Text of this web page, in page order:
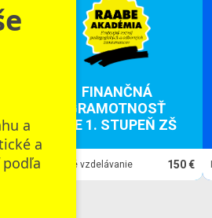
€
FINANČNÁ
GRAMOTNOSŤ
PRE 1. STUPEŇ ZŠ
Inovačné vzdelávanie 150 €
a
a